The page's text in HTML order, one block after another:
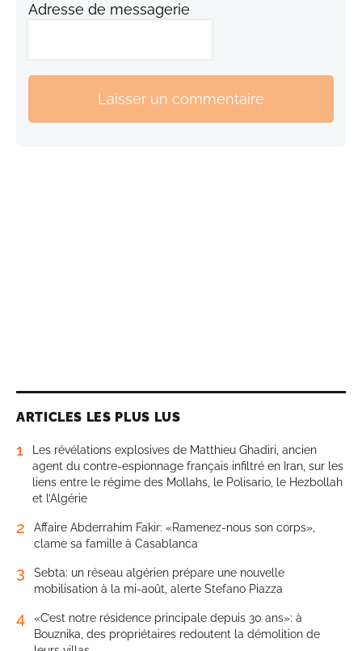
Adresse de messagerie
Laisser un commentaire
ARTICLES LES PLUS LUS
1
Les révélations explosives de Matthieu Ghadiri, ancien
agent du contre-espionnage français infiltré en Iran, sur les
liens entre le régime des Mollahs, le Polisario, le Hezbollah
et l’Algérie
2
Affaire Abderrahim Fakir: «Ramenez-nous son corps»,
clame sa famille à Casablanca
3
Sebta: un réseau algérien prépare une nouvelle
mobilisation à la mi-août, alerte Stefano Piazza
4
«C’est notre résidence principale depuis 30 ans»: à
Bouznika, des propriétaires redoutent la démolition de